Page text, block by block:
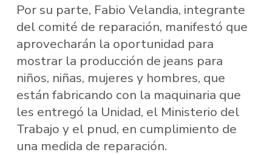
Por su parte, Fabio Velandia, integrante
del comité de reparación, manifestó que
aprovecharán la oportunidad para
mostrar la producción de jeans para
niños, niñas, mujeres y hombres, que
están fabricando con la maquinaria que
les entregó la Unidad, el Ministerio del
Trabajo y el pnud, en cumplimiento de
una medida de reparación.